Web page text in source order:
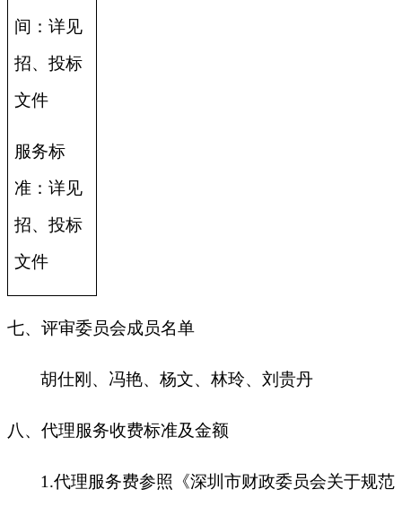
间：详见
招、投标
文件
服务标
准：详见
招、投标
文件
七、评审委员会成员名单
胡仕刚、冯艳、杨文、林玲、刘贵丹
八、代理服务收费标准及金额
1.代理服务费参照《深圳市财政委员会关于规范